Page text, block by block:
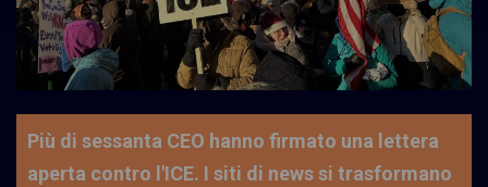
Più di sessanta CEO hanno firmato una lettera
aperta contro l'ICE. I siti di news si trasformano